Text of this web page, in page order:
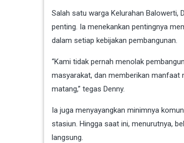
Salah satu warga Kelurahan Balowerti,
penting. Ia menekankan pentingnya
dalam setiap kebijakan pembangunan.
“Kami tidak pernah menolak
masyarakat, dan memberikan manfaat
matang,” tegas Denny.
Ia juga menyayangkan minimnya
stasiun. Hingga saat ini, menurutnya,
langsung.